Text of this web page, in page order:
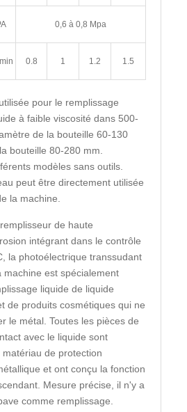
0,6 à 0,8 Mpa
0.8 1 1.2 1.5
pour le remplissage
à faible viscosité dans 500-
de la bouteille 60-130
bouteille 80-280 mm.
modèles sans outils.
peut être directement utilisée
la machine.
de haute
intégrant dans le contrôle
la photoélectrique transsudant
machine est spécialement
liquide de liquide
de produits cosmétiques qui ne
le métal. Toutes les pièces de
avec le liquide sont
de protection
et ont conçu la fonction
Mesure précise, il n'y a
comme remplissage.